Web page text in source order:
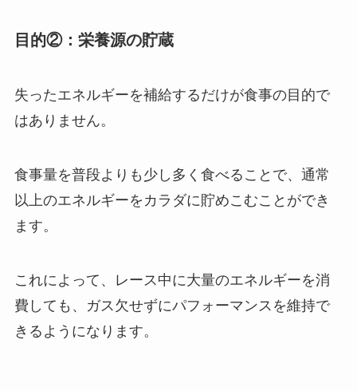
目的②：栄養源の貯蔵
失ったエネルギーを補給するだけが食事の目的で
はありません。
食事量を普段よりも少し多く食べることで、通常
以上のエネルギーをカラダに貯めこむことができ
ます。
これによって、レース中に大量のエネルギーを消
費しても、ガス欠せずにパフォーマンスを維持で
きるようになります。